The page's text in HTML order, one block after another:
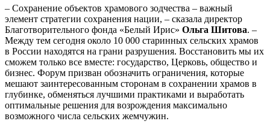
– Сохранение объектов храмового зодчества – важный
элемент стратегии сохранения нации, – сказала директор
Благотворительного фонда «Белый Ирис» Ольга Шитова. –
Между тем сегодня около 10 000 старинных сельских храмов
в России находятся на грани разрушения. Восстановить мы их
сможем только все вместе: государство, Церковь, общество и
бизнес. Форум призван обозначить ограничения, которые
мешают заинтересованным сторонам в сохранении храмов в
глубинке, обменяться лучшими практиками и выработать
оптимальные решения для возрождения максимально
возможного числа сельских жемчужин.